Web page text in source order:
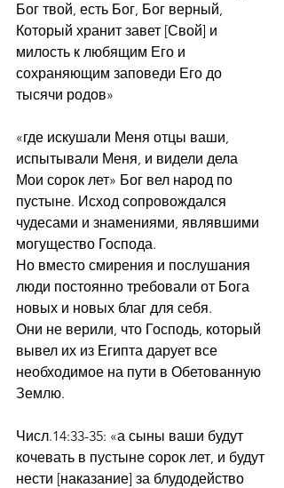
Бог твой, есть Бог, Бог верный,
Который хранит завет [Свой] и
милость к любящим Его и
сохраняющим заповеди Его до
тысячи родов»
«где искушали Меня отцы ваши,
испытывали Меня, и видели дела
Мои сорок лет» Бог вел народ по
пустыне. Исход сопровождался
чудесами и знамениями, являвшими
могущество Господа.
Но вместо смирения и послушания
люди постоянно требовали от Бога
новых и новых благ для себя.
Они не верили, что Господь, который
вывел их из Египта дарует все
необходимое на пути в Обетованную
Землю.
Числ.14:33-35: «а сыны ваши будут
кочевать в пустыне сорок лет, и будут
нести [наказание] за блудодейство